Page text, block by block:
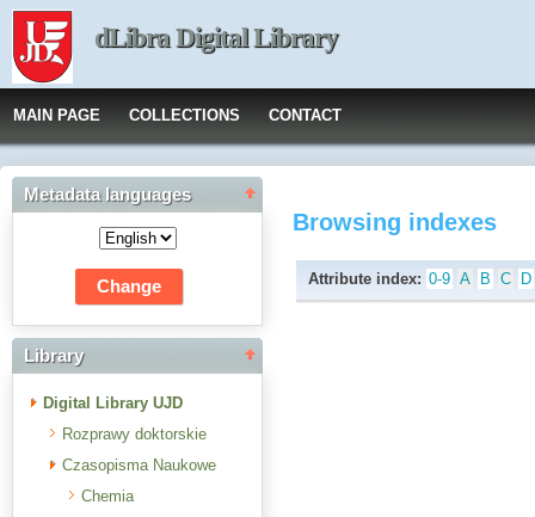
dLibra Digital Library
MAIN PAGE COLLECTIONS CONTACT
Metadata languages
Library
Digital Library UJD
Rozprawy doktorskie
Czasopisma Naukowe
Chemia
Browsing indexes
Attribute index: 0-9 A B C D